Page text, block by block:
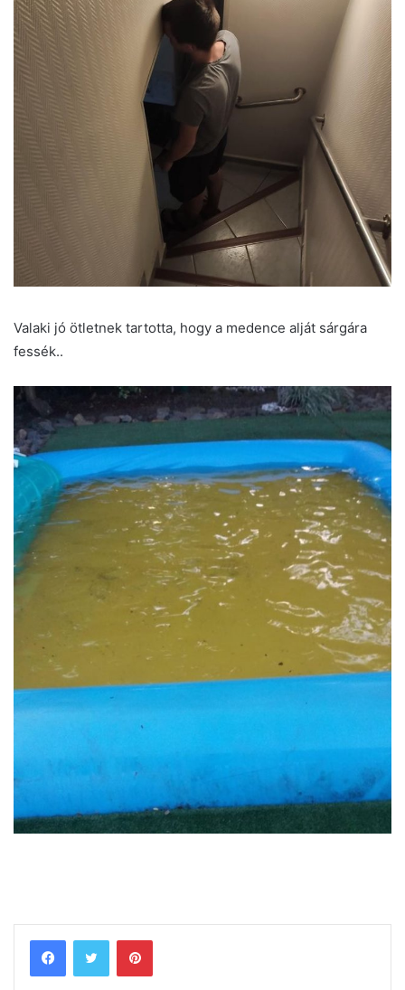
Valaki jó ötletnek tartotta, hogy a medence alját sárgára
fessék..
Pinterest